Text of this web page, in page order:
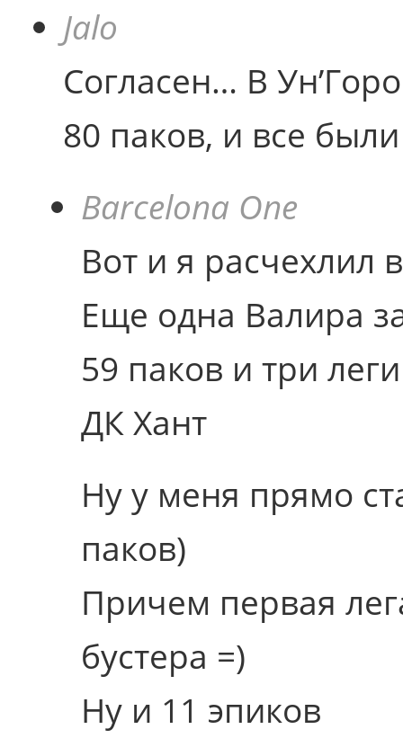
Jalo
Согласен… В
80 паков, и все
Barcelona One
Вот и я расчехлил
Еще одна Валира
59 паков и три
ДК Хант
Ну у меня прямо
паков)
Причем первая
бустера =)
Ну и 11 эпиков